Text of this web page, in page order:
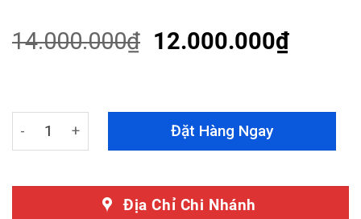
customer
ratings
14.000.000₫ 12.000.000₫
Bọc Ghế Da Nappa Xe Mercedes Maybach S500
Đặt Hàng Ngay
Địa Chỉ Chi Nhánh